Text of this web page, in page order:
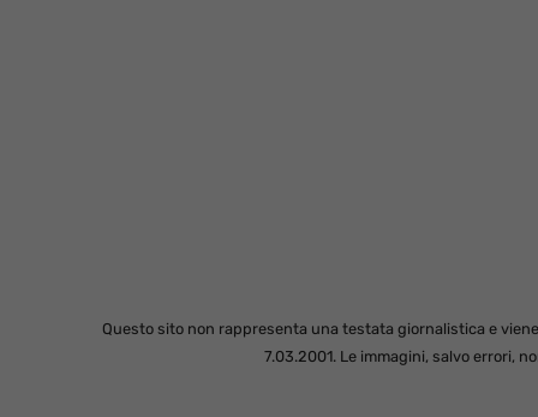
Questo sito non rappresenta una testata giornalistica e
7.03.2001. Le immagini, salvo errori,